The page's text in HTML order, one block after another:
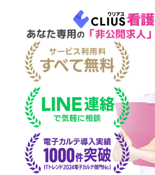
あなた専用の 「非公開求人」